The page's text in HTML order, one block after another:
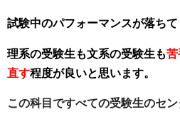
試験中のパフォーマンスが落ちて
理系の受験生も文系の受験生も苦
直す程度が良いと思います。
この科目ですべての受験生のセン